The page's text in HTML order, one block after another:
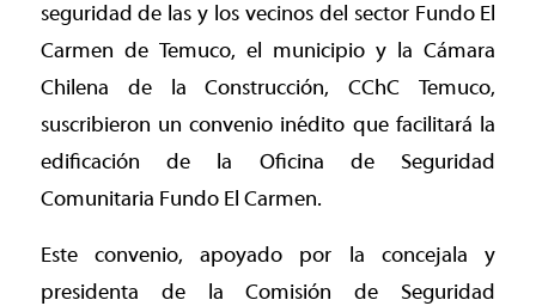
seguridad de las y los vecinos del sector Fundo El
Carmen de Temuco, el municipio y la Cámara
Chilena de la Construcción, CChC Temuco,
suscribieron un convenio inédito que facilitará la
edificación de la Oficina de Seguridad
Comunitaria Fundo El Carmen.
Este convenio, apoyado por la concejala y
presidenta de la Comisión de Seguridad